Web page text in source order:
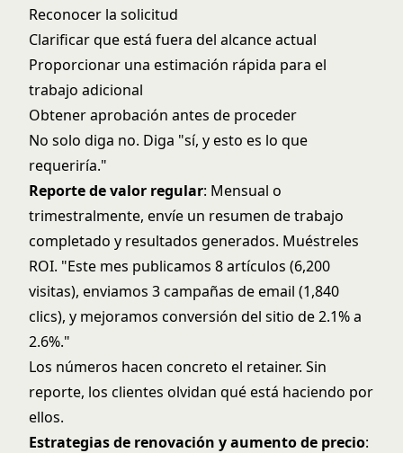
Reconocer la solicitud
Clarificar que está fuera del alcance actual
Proporcionar una estimación rápida para el
trabajo adicional
Obtener aprobación antes de proceder
No solo diga no. Diga "sí, y esto es lo que
requeriría."
Reporte de valor regular: Mensual o
trimestralmente, envíe un resumen de trabajo
completado y resultados generados. Muéstreles
ROI. "Este mes publicamos 8 artículos (6,200
visitas), enviamos 3 campañas de email (1,840
clics), y mejoramos conversión del sitio de 2.1% a
2.6%."
Los números hacen concreto el retainer. Sin
reporte, los clientes olvidan qué está haciendo por
ellos.
Estrategias de renovación y aumento de precio: